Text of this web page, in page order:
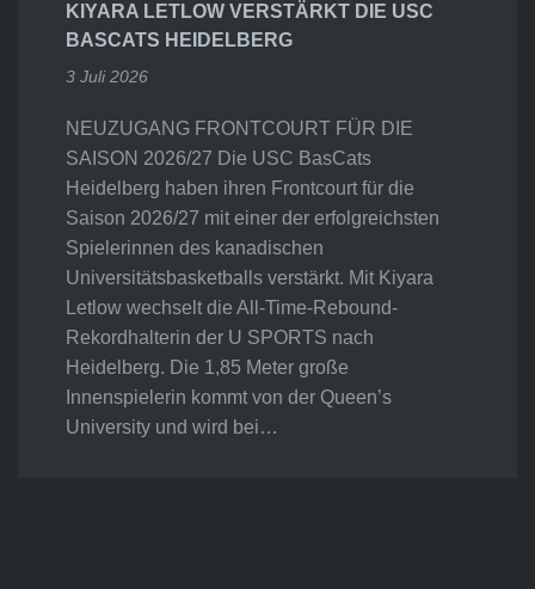
KIYARA LETLOW VERSTÄRKT DIE USC
BASCATS HEIDELBERG
3 Juli 2026
NEUZUGANG FRONTCOURT FÜR DIE
SAISON 2026/27 Die USC BasCats
Heidelberg haben ihren Frontcourt für die
Saison 2026/27 mit einer der erfolgreichsten
Spielerinnen des kanadischen
Universitätsbasketballs verstärkt. Mit Kiyara
Letlow wechselt die All-Time-Rebound-
Rekordhalterin der U SPORTS nach
Heidelberg. Die 1,85 Meter große
Innenspielerin kommt von der Queen’s
University und wird bei…